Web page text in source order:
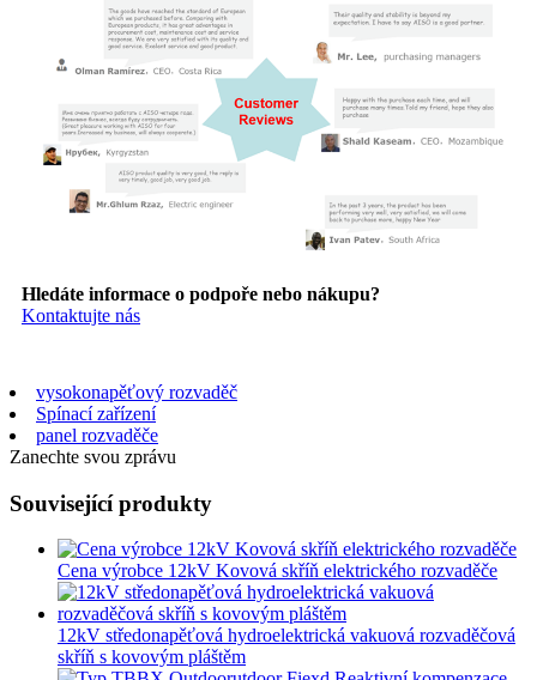
Hledáte informace o podpoře nebo nákupu?
Kontaktujte nás
vysokonapěťový rozvaděč
Spínací zařízení
panel rozvaděče
Zanechte svou zprávu
Související produkty
Cena výrobce 12kV Kovová skříň elektrického rozvaděče
12kV středonapěťová hydroelektrická vakuová rozvaděčová
skříň s kovovým pláštěm